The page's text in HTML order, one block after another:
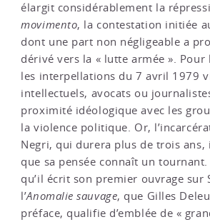
élargit considérablement la
movimento, la contestation initiée
dont une part non négligeable a
dérivé vers la « lutte armée ».
les interpellations du 7 avril 1979
intellectuels, avocats ou
proximité idéologique avec les
la violence politique. Or,
Negri, qui durera plus de trois
que sa pensée connaît un tournant.
qu’il écrit son premier ouvrage sur
l’Anomalie sauvage, que Gilles
préface, qualifie d’emblée de «